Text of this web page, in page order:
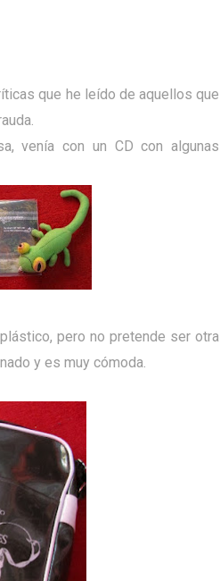
que he leído de aquellos que
venía con un CD con algunas
pero no pretende ser otra
y es muy cómoda.